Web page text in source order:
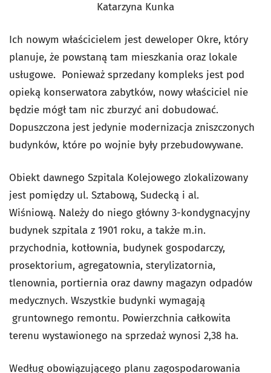
Katarzyna Kunka
Ich nowym właścicielem jest deweloper Okre, który
planuje, że powstaną tam mieszkania oraz lokale
usługowe. Ponieważ sprzedany kompleks jest pod
opieką konserwatora zabytków, nowy właściciel nie
będzie mógł tam nic zburzyć ani dobudować.
Dopuszczona jest jedynie modernizacja zniszczonych
budynków, które po wojnie były przebudowywane.
Obiekt dawnego Szpitala Kolejowego zlokalizowany
jest pomiędzy ul. Sztabową, Sudecką i al.
Wiśniową. Należy do niego główny 3-kondygnacyjny
budynek szpitala z 1901 roku, a także m.in.
przychodnia, kotłownia, budynek gospodarczy,
prosektorium, agregatownia, sterylizatornia,
tlenownia, portiernia oraz dawny magazyn odpadów
medycznych. Wszystkie budynki wymagają
gruntownego remontu. Powierzchnia całkowita
terenu wystawionego na sprzedaż wynosi 2,38 ha.
Według obowiązującego planu zagospodarowania